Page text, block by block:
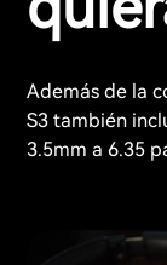
Además de la
S3 también
3.5mm a 6.35